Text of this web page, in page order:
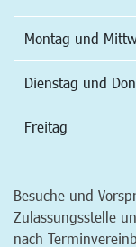
Montag und
Dienstag und
Freitag
Besuche und
Zulassungsstelle
nach